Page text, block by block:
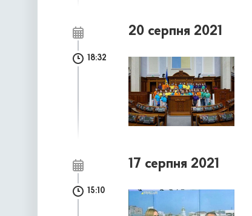
20 серпня 2021
18:32
17 серпня 2021
15:10